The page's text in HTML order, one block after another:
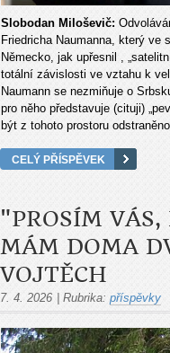
Slobodan Miloševič:
Friedricha Naumanna, který ve
Německo, jak upřesnil ,
totální závislosti ve vztahu k
Naumann se nezmiňuje o
pro něho představuje (cituji)
být z tohoto prostoru
CELÝ PŘÍSPĚVEK
"PROSÍM
MÁM DOMA
VOJTĚCH
7. 4. 2026 Rubrika: příspěvky